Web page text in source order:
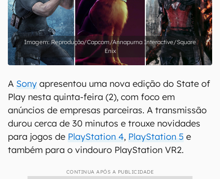
Reprodução/Capcom/Annapurna Interactive/Square
Enix
A Sony apresentou uma nova edição do State of
Play nesta quinta-feira (2), com foco em
anúncios de empresas parceiras. A transmissão
durou cerca de 30 minutos e trouxe novidades
para jogos de PlayStation 4, PlayStation 5 e
também para o vindouro PlayStation VR2.
CONTINUA APÓS A PUBLICIDADE